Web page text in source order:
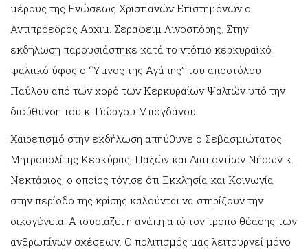
μέρους της Ενώσεως Χριστιανών Επιστημόνων ο
Αντιπρόεδρος Αρχιμ. Σεραφείμ Λινοσπόρης. Στην
εκδήλωση παρουσιάστηκε κατά το ντόπιο κερκυραϊκό
ψαλτικό ύφος ο “Ύμνος της Αγάπης” του αποστόλου
Παύλου από των χορό των Κερκυραίων Ψαλτών υπό την
διεύθυνση του κ. Γιώργου Μπογδάνου.
Χαιρετισμό στην εκδήλωση απηύθυνε ο Σεβασμιώτατος
Μητροπολίτης Κερκύρας, Παξών και Διαποντίων Νήσων κ.
Νεκτάριος, ο οποίος τόνισε ότι Εκκλησία και Κοινωνία
στην περίοδο της κρίσης καλούνται να στηρίξουν την
οικογένεια. Απουσιάζει η αγάπη από τον τρόπο θέασης των
ανθρωπίνων σχέσεων. Ο πολιτισμός μας λειτουργεί μόνο